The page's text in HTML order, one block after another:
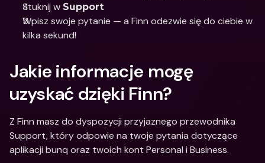
Stuknij w Support
Wpisz swoje pytanie — a Finn odezwie się do ciebie w
kilka sekund!
Jakie informacje mogę
uzyskać dzięki Finn?
Z Finn masz do dyspozycji przyjaznego przewodnika
Support, który odpowie na twoje pytania dotyczące
aplikacji bunq oraz twoich kont Personal i Business.